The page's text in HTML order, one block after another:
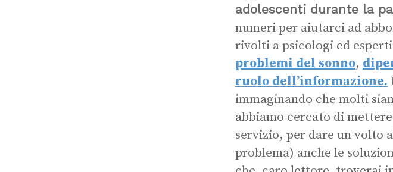
adolescenti durante la
numeri per aiutarci ad
rivolti a psicologi ed
problemi del sonno,
ruolo dell’informazione.
immaginando che molti
abbiamo cercato di
servizio, per dare un volto
problema) anche le